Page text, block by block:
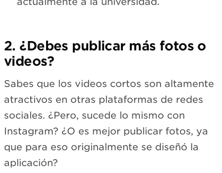
2. ¿Debes publicar más fotos o
videos?
Sabes que los videos cortos son altamente
atractivos en otras plataformas de redes
sociales. ¿Pero, sucede lo mismo con
Instagram? ¿O es mejor publicar fotos, ya
que para eso originalmente se diseñó la
aplicación?